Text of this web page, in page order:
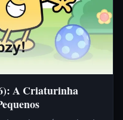
A Criaturinha